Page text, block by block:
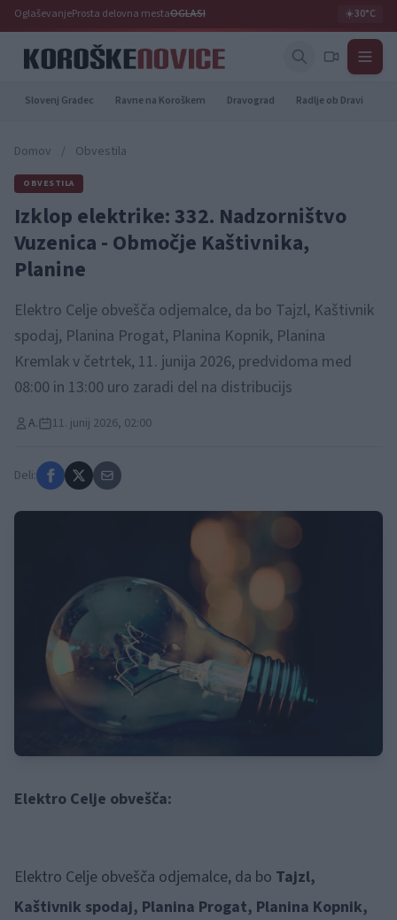
OglaševanjeProsta delovna mestaOGLASI ☀️30°C
Slovenj Gradec Ravne na Koroškem Dravograd Radlje ob Dravi
Domov / Obvestila
OBVESTILA
Izklop elektrike: 332. Nadzorništvo
Vuzenica - Območje Kaštivnika,
Planine
Elektro Celje obvešča odjemalce, da bo Tajzl, Kaštivnik
spodaj, Planina Progat, Planina Kopnik, Planina
Kremlak v četrtek, 11. junija 2026, predvidoma med
08:00 in 13:00 uro zaradi del na distribucijs
A. 11. junij 2026, 02:00
Deli:
Elektro Celje obvešča:
Elektro Celje obvešča odjemalce, da bo Tajzl,
Kaštivnik spodaj, Planina Progat, Planina Kopnik,